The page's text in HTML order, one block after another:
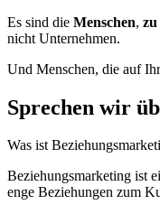
Es sind die Menschen, zu
nicht Unternehmen.
Und Menschen, die auf
Sprechen wir
Was ist
Beziehungsmarketing ist
enge Beziehungen zum